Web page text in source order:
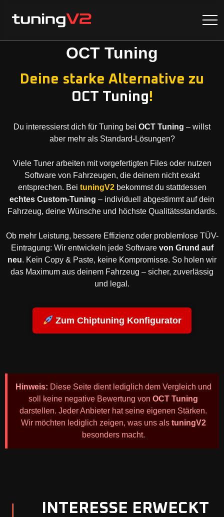
OCT Tuning
Deine starke Alternative zu
OCT Tuning!
Du interessierst dich für Tuning bei OCT Tuning – willst
aber mehr als Standard-Lösungen?
Viele Tuner arbeiten mit vorgefertigten Files oder nutzen
Software von Fahrzeugen, die deinem nicht exakt
entsprechen. Bei tuningV2bekommst du stattdessen
echtes Custom-Tuning – individuell abgestimmt auf dein
Fahrzeug, deine Wünsche und höchste Qualitätsstandards.
Ob mehr Leistung, bessere Effizienz oder problemlose TÜV-
Eintragung: Wir entwickeln jede Software von Grund auf
neu. Kein Copy & Paste, keine Kompromisse. So holen wir
das Maximum aus deinem Fahrzeug – sicher, zuverlässig
und legal.
Zum Chiptuning Konfigurator
Hinweis: Diese Seite dient lediglich dem Vergleich und
soll keine negative Bewertung von OCT Tuning
darstellen. Jeder Anbieter hat seine eigenen Stärken.
Wir möchten lediglich zeigen, was uns als tuningV2
besonders macht.
INTERESSE ERWECKT